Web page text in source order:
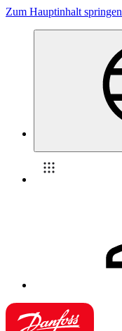
Zum Hauptinhalt springen